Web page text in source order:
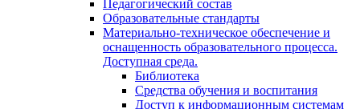
Педагогический состав
Образовательные стандарты
Материально-техническое обеспечение и
оснащенность образовательного процесса.
Доступная среда.
Библиотека
Средства обучения и воспитания
Доступ к информационным системам